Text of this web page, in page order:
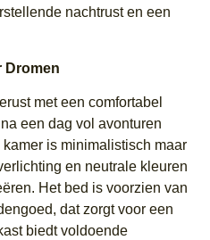
nachtrust en een
Dromen
met een comfortabel
een dag vol avonturen
is minimalistisch maar
en neutrale kleuren
Het bed is voorzien van
dat zorgt voor een
biedt voldoende